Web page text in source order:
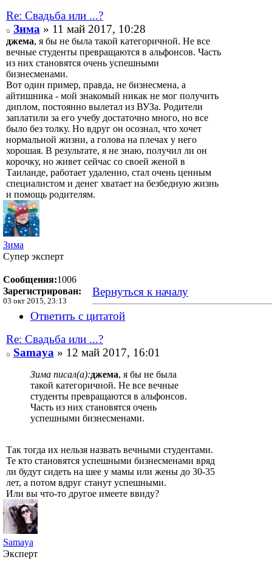
Re: Свадьба или ...?
Зима » 11 май 2017, 10:28
джема, я бы не была такой категоричной. Не все
вечные студенты превращаются в альфонсов. Часть
из них становятся очень успешными
бизнесменами.
Вот один пример, правда, не бизнесмена, а
айтишника - мой знакомый никак не мог получить
диплом, постоянно вылетал из ВУЗа. Родители
заплатили за его учебу достаточно много, но все
было без толку. Но вдруг он осознал, что хочет
нормальной жизни, а голова на плечах у него
хорошая. В результате, я не знаю, получил ли он
корочку, но живет сейчас со своей женой в
Таиланде, работает удаленно, стал очень ценным
специалистом и денег хватает на безбедную жизнь
и помощь родителям.
Зима
Супер эксперт
Сообщения:1006
Зарегистрирован:
03 окт 2015, 23:13
Вернуться к началу
Ответить с цитатой
Re: Свадьба или ...?
Samaya » 12 май 2017, 16:01
Зима писал(а):джема, я бы не была
такой категоричной. Не все вечные
студенты превращаются в альфонсов.
Часть из них становятся очень
успешными бизнесменами.
Так тогда их нельзя назвать вечными студентами.
Те кто становятся успешными бизнесменами вряд
ли будут сидеть на шее у мамы или жены до 30-35
лет, а потом вдруг станут успешными.
Или вы что-то другое имеете ввиду?
Samaya
Эксперт